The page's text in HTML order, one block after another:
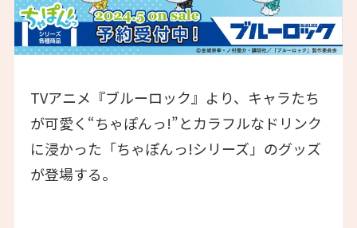
TVアニメ『ブルーロック』より、キャラたち
が可愛く“ちゃぽんっ!”とカラフルなドリンク
に浸かった「ちゃぽんっ!シリーズ」のグッズ
が登場する。